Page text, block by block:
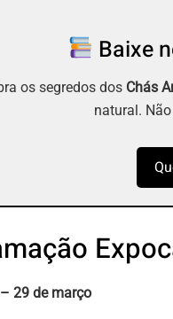
Baixe
os segredos dos Chás
natural.
29 de março